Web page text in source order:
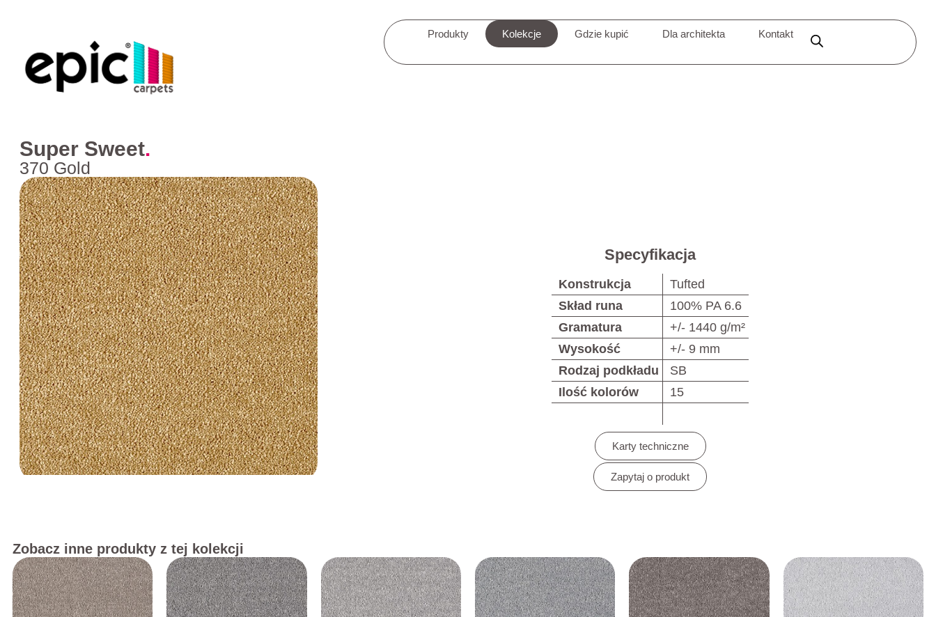
Produkty Kolekcje Gdzie kupić Dla architekta Kontakt
Super Sweet.
370 Gold
Specyfikacja
Konstrukcja
Tufted
Skład runa
100% PA 6.6
Gramatura
+/- 1440 g/m²
Wysokość
+/- 9 mm
Rodzaj podkładu
SB
Ilość kolorów
15
Karty techniczne
Zapytaj o produkt
Zobacz inne produkty z tej kolekcji